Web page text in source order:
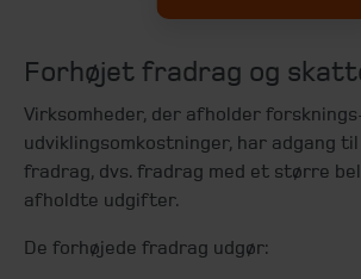
Forhøjet fradrag og
Virksomheder, der afholder
udviklingsomkostninger, har adgang
fradrag, dvs. fradrag med et større
afholdte udgifter.
De forhøjede fradrag udgør: